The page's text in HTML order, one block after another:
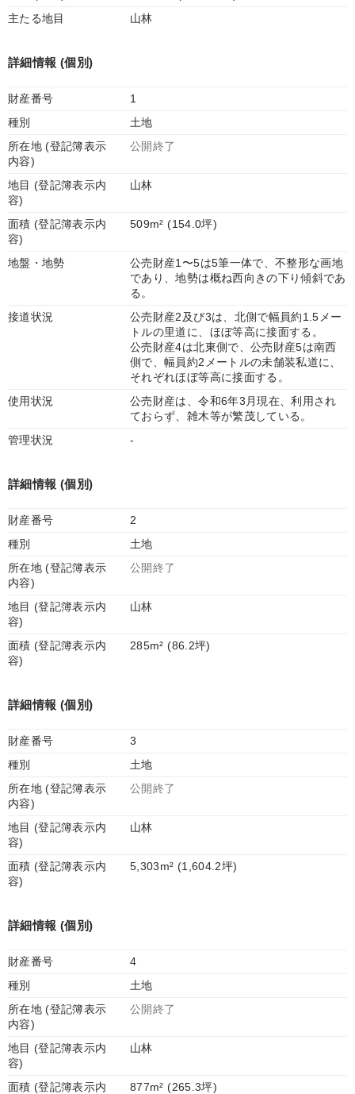
主たる地目
山林
詳細情報 (個別)
財産番号
1
種別
土地
所在地 (登記簿表示
内容)
公開終了
地目 (登記簿表示内
容)
山林
面積 (登記簿表示内
容)
509m² (154.0坪)
地盤・地勢
公売財産1〜5は5筆一体で、不整形な画地
であり、地勢は概ね西向きの下り傾斜であ
る。
接道状況
公売財産2及び3は、北側で幅員約1.5メー
トルの里道に、ほぼ等高に接面する。
公売財産4は北東側で、公売財産5は南西
側で、幅員約2メートルの未舗装私道に、
それぞれほぼ等高に接面する。
使用状況
公売財産は、令和6年3月現在、利用され
ておらず、雑木等が繁茂している。
管理状況
-
詳細情報 (個別)
財産番号
2
種別
土地
所在地 (登記簿表示
内容)
公開終了
地目 (登記簿表示内
容)
山林
面積 (登記簿表示内
容)
285m² (86.2坪)
詳細情報 (個別)
財産番号
3
種別
土地
所在地 (登記簿表示
内容)
公開終了
地目 (登記簿表示内
容)
山林
面積 (登記簿表示内
容)
5,303m² (1,604.2坪)
詳細情報 (個別)
財産番号
4
種別
土地
所在地 (登記簿表示
内容)
公開終了
地目 (登記簿表示内
容)
山林
面積 (登記簿表示内
877m² (265.3坪)